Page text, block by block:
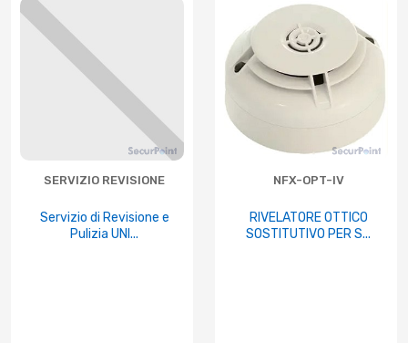
SERVIZIO REVISIONE
Servizio di Revisione e
Pulizia UNI...
NFX-OPT-IV
RIVELATORE OTTICO
SOSTITUTIVO PER S...